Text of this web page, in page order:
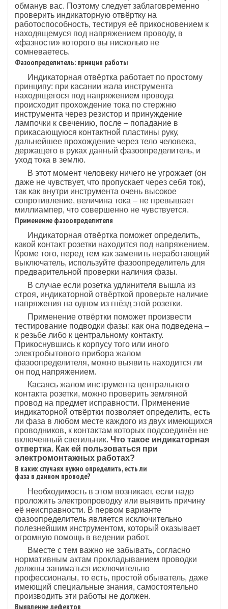
обманув вас. Поэтому следует заблаговременно
проверить индикаторную отвёртку на
работоспособность, тестируя её прикосновением к
находящемуся под напряжением проводу, в
«фазности» которого вы нисколько не
сомневаетесь.
Фазоопределитель: принцип работы
Индикаторная отвёртка работает по простому
принципу: при касании жала инструмента
находящегося под напряжением провода
происходит прохождение тока по стержню
инструмента через резистор и принуждение
лампочки к свечению, после – попадание в
прикасающуюся контактной пластины руку,
дальнейшее прохождение через тело человека,
держащего в руках данный фазоопределитель, и
уход тока в землю.
В этот момент человеку ничего не угрожает (он
даже не чувствует, что пропускает через себя ток),
так как внутри инструмента очень высокое
сопротивление, величина тока – не превышает
миллиампер, что совершенно не чувствуется.
Применение фазоопределителя
Индикаторная отвёртка поможет определить,
какой контакт розетки находится под напряжением.
Кроме того, перед тем как заменить неработающий
выключатель, используйте фазоопределитель для
предварительной проверки наличия фазы.
В случае если розетка удлинителя вышла из
строя, индикаторной отвёрткой проверьте наличие
напряжения на одном из гнёзд этой розетки.
Применение отвёртки поможет произвести
тестирование подводки фазы: как она подведена –
к резьбе либо к центральному контакту.
Прикоснувшись к корпусу того или иного
электробытового прибора жалом
фазоопределителя, можно выявить находится ли
он под напряжением.
Касаясь жалом инструмента центрального
контакта розетки, можно проверить земляной
провод на предмет исправности. Применение
индикаторной отвёртки позволяет определить, есть
ли фаза в любом месте каждого из двух имеющихся
проводников, к контактам которых подсоединён не
включенный светильник. Что такое индикаторная
отвертка. Как ей пользоваться при
электромонтажных работах?
В каких случаях нужно определить, есть ли
фаза в данном проводе?
Необходимость в этом возникает, если надо
проложить электропроводку или выявить причину
её неисправности. В первом варианте
фазоопределитель является исключительно
полезнейшим инструментом, который оказывает
огромную помощь в ведении работ.
Вместе с тем важно не забывать, согласно
нормативным актам прокладыванием проводки
должны заниматься исключительно
профессионалы, то есть, простой обыватель, даже
имеющий специальные знания, самостоятельно
производить эти работы не должен.
Выявление дефектов